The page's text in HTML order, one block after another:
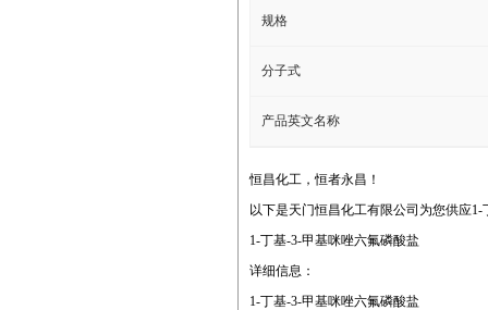
规格
分子式
产品英文名称
恒昌化工，恒者永昌！
以下是天门恒昌化工有限公司为您供应
1-丁基-3-甲基咪唑六氟磷酸盐
详细信息：
1-丁基-3-甲基咪唑六氟磷酸盐